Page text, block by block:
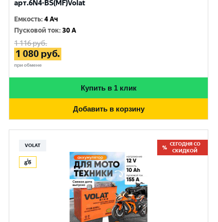
арт.6N4-BS(MF)Volat
Емкость:4 Ач
Пусковой ток:30 A
1 116руб.
1 080 руб.
при обмене
Купить в 1 клик
Добавить в корзину
VOLAT
СЕГОДНЯ СО
СКИДКОЙ